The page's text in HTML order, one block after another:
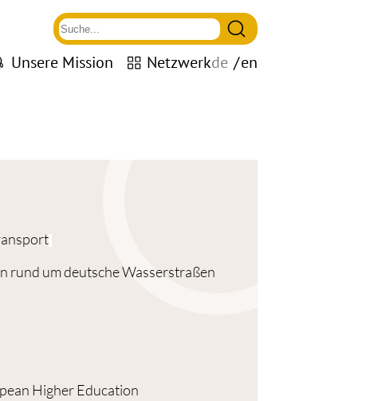
Unsere Mission Netzwerkde en
rund um deutsche Wasserstraßen
Higher Education